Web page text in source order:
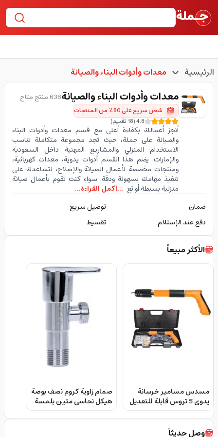
الرئيسية معدات وأدوات البناء والصيانة
معدات وأدوات البناء والصيانة636 منتج متاح
شحن سريع على 80٪ من المنتجات
4.8
(
18تقييم)
أنجز أعمالك بكفاءة أعلى مع قسم معدات وأدوات البناء
والصيانة على جملة، حيث تجد مجموعة متكاملة تناسب
الاستخدام المنزلي والمشاريع المهنية داخل السعودية
والإمارات. يضم هذا القسم أدوات يدوية، معدات كهربائية،
ومنتجات مخصصة لأعمال الصيانة والإصلاح، لتساعدك على
تنفيذ مهامك بسهولة ودقة. سواء كنت تقوم بأعمال صيانة
منزلية بسيطة أو تع ...أكمل القراءة...
ضمان
توصيل سريع
دفع عند الإستلام
تقسيط
الأكثر مبيعاً
مسدس مسامير خرسانة
يدوي 5 تروس قابلة للتعديل
Powerful Concrete Nail
Gun Mini Retainer
صمام زاوية كروم نصف بوصة
هيكل نحاسي متين بلمسة
نهائية مصقولة ريف Reef
Chrome Angle Valve 1/2
وصل حديثاً